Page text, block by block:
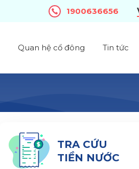
1900636656
Quan hệ cổ đông Tin tức
TRA CỨU
TIỀN NƯỚC